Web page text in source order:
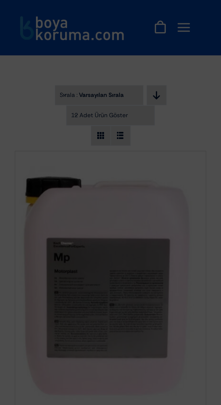
Sırala :Varsayılan Sıralama
12 Adet Ürün Göster